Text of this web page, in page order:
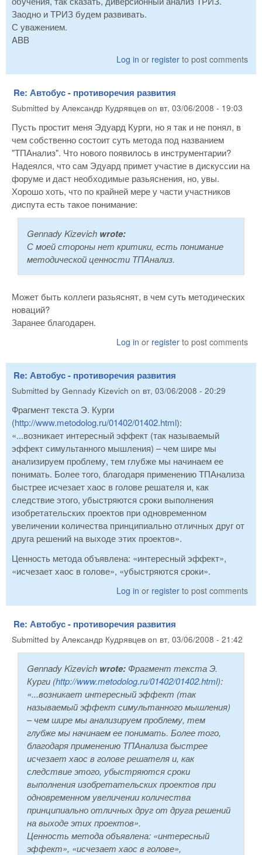
Заодно и ТРИЗ будем развивать.
С уважением.
ABB
Log in or register to post comments
Re: Автобус - противоречия развития
Submitted by Александр Кудрявцев on вт, 03/06/2008 - 19:03
Пусть простит меня Эдуард Курги, но я так и не понял, в
чем собственно состоит суть метода под названием
"ТПАнализ". Что нового появилось в инструментарии?
Надеялся, что сам Эдуард примет участие в дискуссии на
форуме и даст необходимые разьяснения, но, увы.
Хорошо хоть, что по крайней мере у части участников
диспута есть такое понимание:
Gennady Kizevich wrote:
С моей стороны нет критики, есть понимание
методической ценности ТПАнализ.
Может быть коллеги разьяснят, в чем суть методических
новаций?
Заранее благодарен.
Log in or register to post comments
Re: Автобус - противоречия развития
Submitted by Gennady Kizevich on вт, 03/06/2008 - 20:29
Фрагмент текста Э. Курги
(http://www.metodolog.ru/01402/01402.html):
«...возникает интересный эффект (так называемый
эффект симультанного мышления) – чем шире мы
анализируем проблему, тем глубже мы начинаем ее
понимать. Более того, благодаря применению ТПАнализа
быстрее исчезает хаос в голове решателя и, как
следствие этого, убыстряются сроки выполнения
изобретательских проектов при одновременном
увеличении количества принципиально отличных друг от
друга решений на выходе этих проектов».
Ценность метода объявлена: «интересный эффект»,
«исчезает хаос в голове», «убыстряются сроки».
Log in or register to post comments
Re: Автобус - противоречия развития
Submitted by Александр Кудрявцев on вт, 03/06/2008 - 21:42
Gennady Kizevich wrote: Фрагмент текста Э.
Курги (http://www.metodolog.ru/01402/01402.html):
«...возникает интересный эффект (так
называемый эффект симультанного мышления)
– чем шире мы анализируем проблему, тем
глубже мы начинаем ее понимать. Более того,
благодаря применению ТПАнализа быстрее
исчезает хаос в голове решателя и, как
следствие этого, убыстряются сроки
выполнения изобретательских проектов при
одновременном увеличении количества
принципиально отличных друг от друга решений
на выходе этих проектов».
Ценность метода объявлена: «интересный
эффект», «исчезает хаос в голове»,